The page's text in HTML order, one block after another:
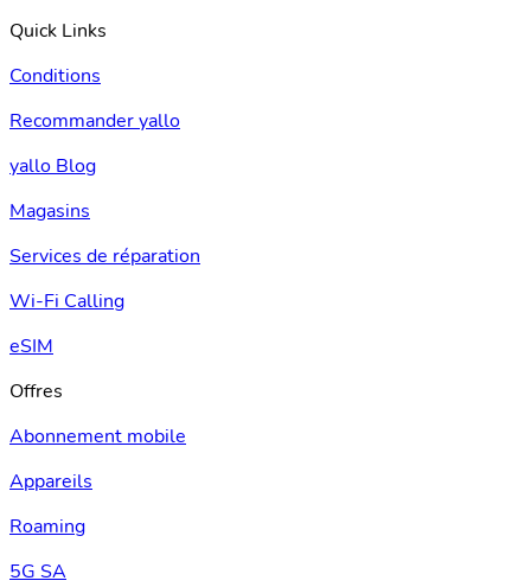
Quick Links
Conditions
Recommander yallo
yallo Blog
Magasins
Services de réparation
Wi-Fi Calling
eSIM
Offres
Abonnement mobile
Appareils
Roaming
5G SA